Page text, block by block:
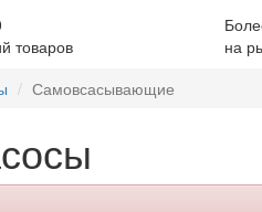
товаров
на
Самовсасывающие